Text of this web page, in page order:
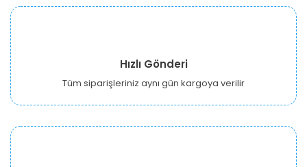
Hızlı Gönderi
Tüm siparişleriniz aynı gün kargoya verilir